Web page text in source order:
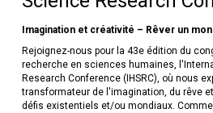
Imagination et créativité – Rêver un
Rejoignez-nous pour la 43e édition du
recherche en sciences humaines,
Research Conference (IHSRC), où nous
transformateur de l'imagination, du rêve
défis existentiels et/ou mondiaux.